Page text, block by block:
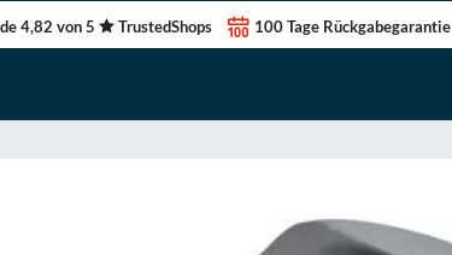
4,82 von 5 TrustedShops 100 Tage Rückgabegarantie